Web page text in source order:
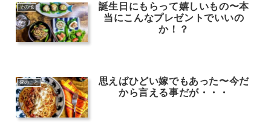
その他
誕生日にもらって嬉しいもの〜本
当にこんなプレゼントでいいの
か！？
嫁のこと
思えばひどい嫁でもあった〜今だ
から言える事だが・・・